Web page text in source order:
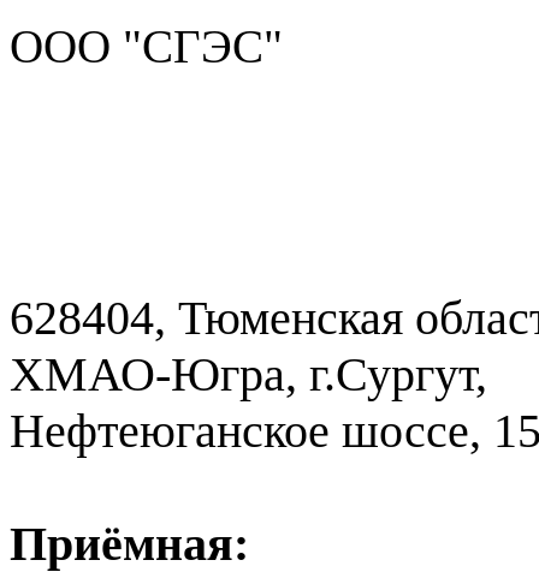
ООО "СГЭС"
628404, Тюменская
ХМАО-Югра, г.Сургут,
Нефтеюганское шоссе,
Приёмная: